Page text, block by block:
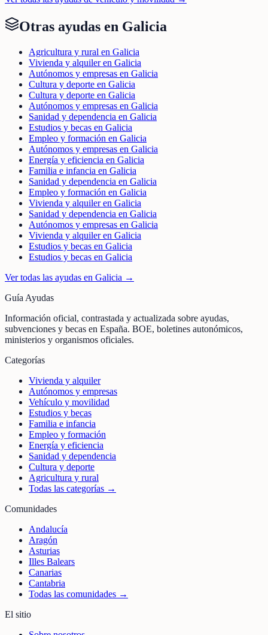
Otras ayudas en Galicia
Agricultura y rural en Galicia
Vivienda y alquiler en Galicia
Autónomos y empresas en Galicia
Cultura y deporte en Galicia
Cultura y deporte en Galicia
Autónomos y empresas en Galicia
Sanidad y dependencia en Galicia
Estudios y becas en Galicia
Empleo y formación en Galicia
Autónomos y empresas en Galicia
Energía y eficiencia en Galicia
Familia e infancia en Galicia
Sanidad y dependencia en Galicia
Empleo y formación en Galicia
Vivienda y alquiler en Galicia
Sanidad y dependencia en Galicia
Autónomos y empresas en Galicia
Vivienda y alquiler en Galicia
Estudios y becas en Galicia
Estudios y becas en Galicia
Ver todas las ayudas en Galicia →
Guía Ayudas
Información oficial, contrastada y actualizada sobre ayudas,
subvenciones y becas en España. BOE, boletines autonómicos,
ministerios y organismos oficiales.
Categorías
Vivienda y alquiler
Autónomos y empresas
Vehículo y movilidad
Estudios y becas
Familia e infancia
Empleo y formación
Energía y eficiencia
Sanidad y dependencia
Cultura y deporte
Agricultura y rural
Todas las categorías →
Comunidades
Andalucía
Aragón
Asturias
Illes Balears
Canarias
Cantabria
Todas las comunidades →
El sitio